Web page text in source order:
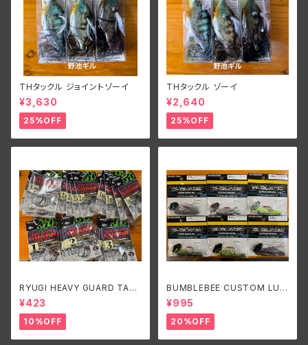
THタックル ジョイントゾーイ
¥3,630
25%OFF
THタックル ゾーイ
¥2,640
25%OFF
RYUGI HEAVY GUARD TALI
SMAN/リューギ ヘビーガードタ
リズマン
¥423
10%OFF
BUMBLEBEE CUSTOM LUR
ES B-BLADE ORIGINAL 1/4
oz/バンブルビーカスタムルアー
ズ ビーブレードオリジナル1/4o
z
¥995
20%OFF